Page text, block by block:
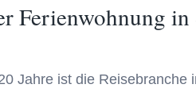
Ferienwohnung
Jahre ist die Reisebranche